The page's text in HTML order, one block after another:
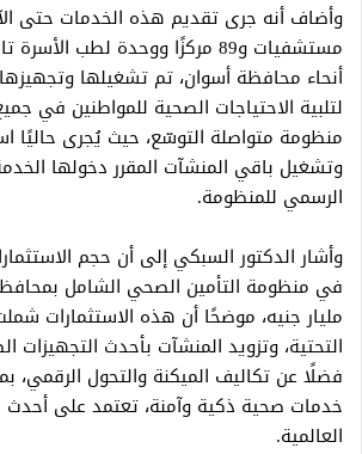
مستشفيات و89 مركزًا ووحدة لطب
أنحاء محافظة أسوان، تم تشغيلها
لتلبية الاحتياجات الصحية للمواطنين في
منظومة متواصلة التوسّع، حيث يُجرى حاليًا
وتشغيل باقي المنشآت المقرر دخولها
الرسمي للمنظومة.
وأشار الدكتور السبكي إلى أن حجم
مليار جنيه، موضحًا أن هذه الاستثمارات
التحتية، وتزويد المنشآت بأحدث التجهيزات
فضلًا عن تكاليف الميكنة والتحول الرقمي،
خدمات صحية ذكية وآمنة، تعتمد على أحدث
العالمية.